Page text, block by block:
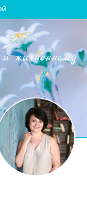
и жизненному